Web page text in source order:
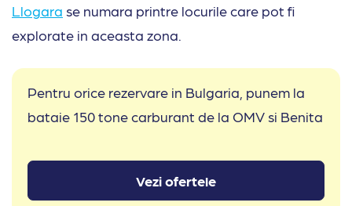
Llogara se numara printre locurile care pot fi
explorate in aceasta zona.
Pentru orice rezervare in Bulgaria, punem la
bataie 150 tone carburant de la OMV si Benita
Vezi ofertele